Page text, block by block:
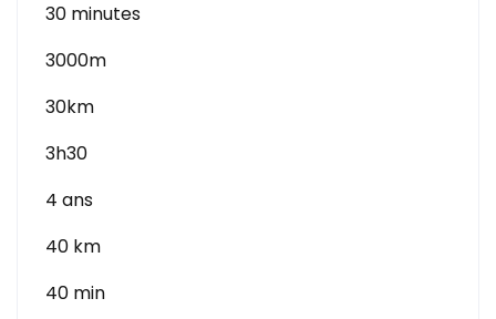
30 minutes
3000m
30km
3h30
4 ans
40 km
40 min